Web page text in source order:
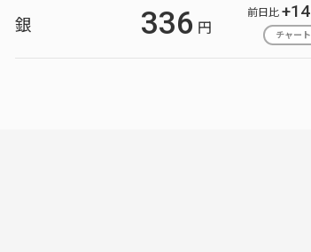
銀 336 円
前日比+14
チャート